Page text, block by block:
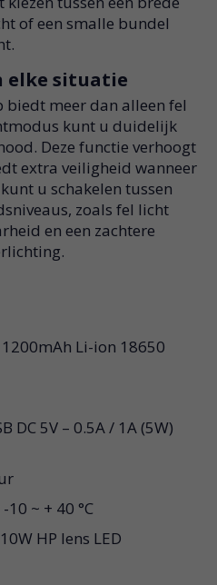
of een smalle bundel
elke situatie
meer dan alleen fel
kunt u duidelijk
Deze functie verhoogt
extra veiligheid wanneer
u schakelen tussen
zoals fel licht
en een zachtere
Li-ion 18650
DC 5V – 0.5A / 1A (5W)
~ + 40 °C
HP lens LED